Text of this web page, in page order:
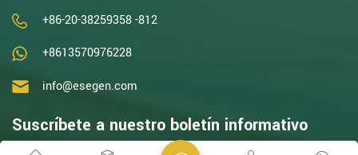
+86-20-38259358 -812
+8613570976228
info@esegen.com
Suscríbete a nuestro boletín informativo